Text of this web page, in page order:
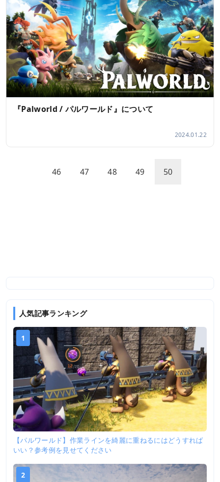
『Palworld / パルワールド』について
2024.01.22
46 47 48 49 50
人気記事ランキング
1
【パルワールド】作業ラインを綺麗に重ねるにはどうすれば
いい？参考例を見せてください
2